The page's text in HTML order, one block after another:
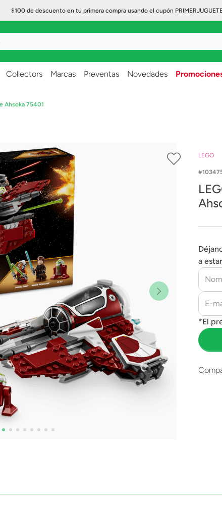
$100 de descuento en tu primera compra usando el cupón
Collectors Marcas Preventas Novedades
Ahsoka 75401
LEGO
a